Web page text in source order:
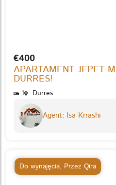
€400
APARTAMENT JEPET
DURRES!
1 Durres
Agent: Isa Krrashi
Do wynajęcia, Przez Qira